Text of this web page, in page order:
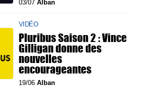
03/07 Alban
VIDÉO
Pluribus Saison 2 : Vince
Gilligan donne des
nouvelles
encourageantes
19/06 Alban